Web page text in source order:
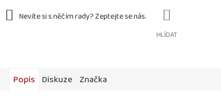
HLÍDAT
Popis Diskuze Značka